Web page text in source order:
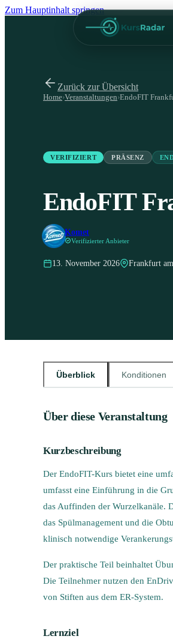
Zum Hauptinhalt springen
Zurück zur Übersicht
Home›Veranstaltungen›EndoFIT
VERIFIZIERT PRÄSENZ
EndoFIT
Komet
Verifizierter Anbieter
13. November 2026 Frankfurt
Überblick Konditionen
Über diese Veranstaltung
Kurzbeschreibung
Der EndoFIT-Kurs bietet eine
umfasst eine Einführung in die
das Auffinden der Wurzelkanäle.
das Spülmanagement und die
klinisch notwendige
Der praktische Teil beinhaltet
Die Teilnehmer nutzen den
von Stiften aus dem ER-System.
Lernziel